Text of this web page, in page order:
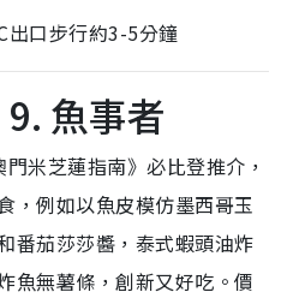
出口步行約3-5分鐘
魚事者
米芝蓮指南》必比登推介，
，例如以魚皮模仿墨西哥玉
番茄莎莎醬，泰式蝦頭油炸
魚無薯條，創新又好吃。價